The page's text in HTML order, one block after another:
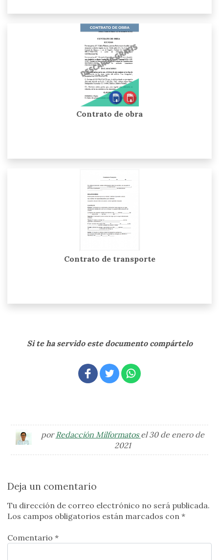
Contrato de obra
Contrato de transporte
Si te ha servido este documento compártelo
por Redacción Milformatos el 30 de enero de
2021
Deja un comentario
Tu dirección de correo electrónico no será publicada.
Los campos obligatorios están marcados con *
Comentario *